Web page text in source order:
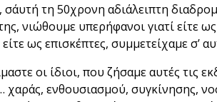
τη 50χρονη αδιάλειπτη
νιώθουμε υπερήφανοι γιατί είτε
ως επισκέπτες, συμμετείχαμε σ’
οι ίδιοι, που ζήσαμε αυτές τις
χαράς, ενθουσιασμού, συγκίνησης,